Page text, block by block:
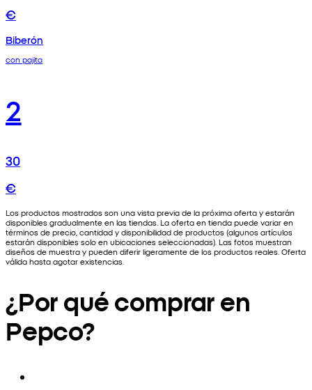
€
Biberón
con pajita
2
30
€
Los productos mostrados son una vista previa de la próxima oferta y estarán
disponibles gradualmente en las tiendas. La oferta en tienda puede variar en
términos de precio, cantidad y disponibilidad de productos (algunos artículos
estarán disponibles solo en ubicaciones seleccionadas). Las fotos muestran
diseños de muestra y pueden diferir ligeramente de los productos reales. Oferta
válida hasta agotar existencias.
¿Por qué comprar en
Pepco?